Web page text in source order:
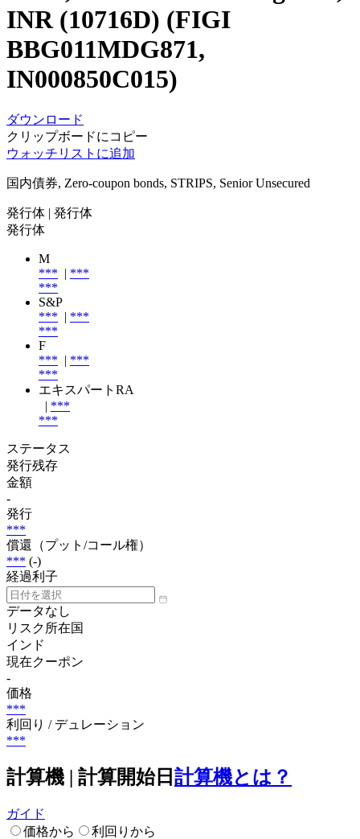
INR (10716D) (FIGI
BBG011MDG871,
IN000850C015)
ダウンロード
クリップボードにコピー
ウォッチリストに追加
国内債券, Zero-coupon bonds, STRIPS, Senior Unsecured
発行体 | 発行体
発行体
M
*** | ***
***
S&P
*** | ***
***
F
*** | ***
***
エキスパートRA
| ***
***
ステータス
発行残存
金額
-
発行
***
償還（プット/コール権）
*** (-)
経過利子
データなし
リスク所在国
インド
現在クーポン
-
価格
***
利回り / デュレーション
***
計算機 | 計算開始日 計算機とは？
ガイド
価格から
利回りから